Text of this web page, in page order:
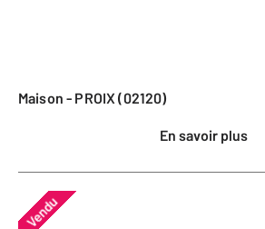
Maison - PROIX (02120)
En savoir plus
Vendu